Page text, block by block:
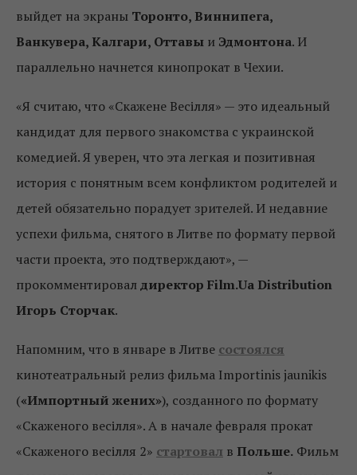
выйдет на экраны Торонто, Виннипега,
Ванкувера, Калгари, Оттавы и Эдмонтона. И
параллельно начнется кинопрокат в Чехии.
«Я считаю, что «Скажене Весілля» — это идеальный
кандидат для первого знакомства с украинской
комедией. Я уверен, что эта легкая и позитивная
история с понятным всем конфликтом родителей и
детей обязательно порадует зрителей. И недавние
успехи фильма, снятого в Литве по формату первой
части проекта, это подтверждают», —
прокомментировалдиректор Film.Ua Distribution
Игорь Сторчак.
Напомним, что в январе в Литве состоялся
кинотеатральный релиз фильма Importinis jaunikis
(«Импортный жених»), созданного по формату
«Скаженого весілля». А в начале февраля прокат
«Скаженого весілля 2» стартовал в Польше. Фильм